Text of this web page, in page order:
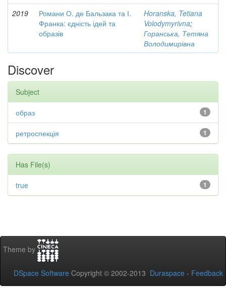
2019
Романи О. де Бальзака та І.
Франка: єдність ідей та
образів
Horanska, Tetiana
Volodymyrivna;
Горанська, Тетяна
Володимирівна
Discover
Subject
1
образ
1
ретроспекція
Has File(s)
1
true
Theme by
DSpace Software Copyright © 2002-2013 Duraspace - Feedback